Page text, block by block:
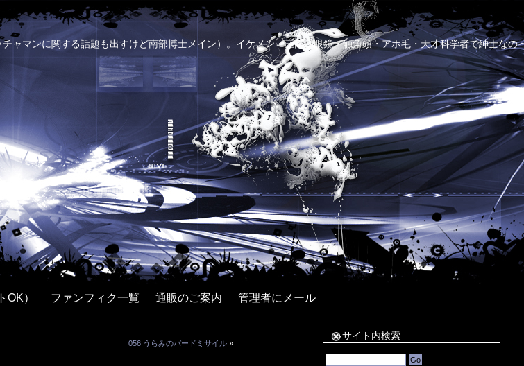
ャマンに関する話題も出すけど南部博士メイン）。イケメン・三高・眼鏡・触角頭・アホ毛・天才科学者で紳士なの
OK） ファンフィク一覧 通販のご案内 管理者にメール
056 うらみのバードミサイル »
サイト内検索